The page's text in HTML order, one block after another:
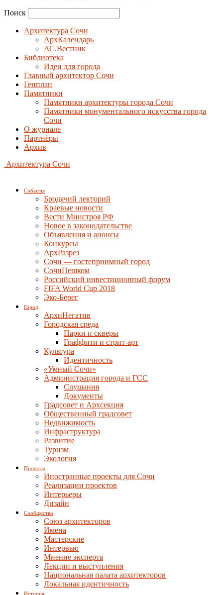
Поиск
Архитектура Сочи
АрхКалендарь
АС.Вестник
Библиотека
Идеи для города
Главный архитектор Сочи
Генплан
Памятники
Памятники архитектуры города Сочи
Памятники монументального искусства города
Сочи
О журнале
Партнёры
Архив
Архитектура Сочи
События
Бродячий лекторий
Краевые новости
Вести Минстроя РФ
Новое в законодательстве
Объявления и анонсы
Конкурсы
АрхРазрез
Сочи — гостеприимный город
СочиПешком
Российский инвестиционный форум
FIFA World Cup 2018
Эко-Берег
Город
АрхиНегатив
Городская среда
Парки и скверы
Граффити и стрит-арт
Культура
Идентичность
«Умный Сочи»
Администрация города и ГСС
Слушания
Документы
Градсовет и Архсекция
Общественный градсовет
Недвижимость
Инфраструктура
Развитие
Туризм
Экология
Проекты
Иностранные проекты для Сочи
Реализации проектов
Интерьеры
Дизайн
Сообщество
Союз архитекторов
Имена
Мастерские
Интервью
Мнение эксперта
Лекции и выступления
Национальная палата архитекторов
Локальная идентичность
История